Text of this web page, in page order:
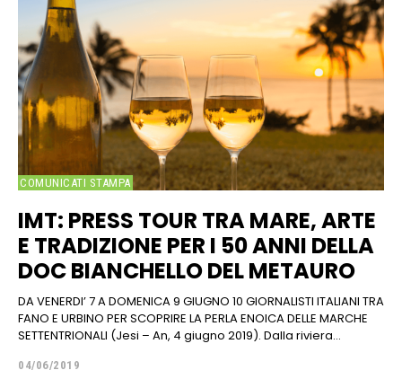
COMUNICATI STAMPA
IMT: PRESS TOUR TRA MARE, ARTE
E TRADIZIONE PER I 50 ANNI DELLA
DOC BIANCHELLO DEL METAURO
DA VENERDI’ 7 A DOMENICA 9 GIUGNO 10 GIORNALISTI ITALIANI TRA
FANO E URBINO PER SCOPRIRE LA PERLA ENOICA DELLE MARCHE
SETTENTRIONALI (Jesi – An, 4 giugno 2019). Dalla riviera...
04/06/2019